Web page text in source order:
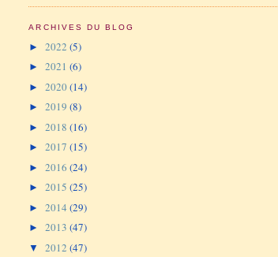
ARCHIVES DU BLOG
►2022(5)
►2021(6)
►2020(14)
►2019(8)
►2018(16)
►2017(15)
►2016(24)
►2015(25)
►2014(29)
►2013(47)
▼2012(47)